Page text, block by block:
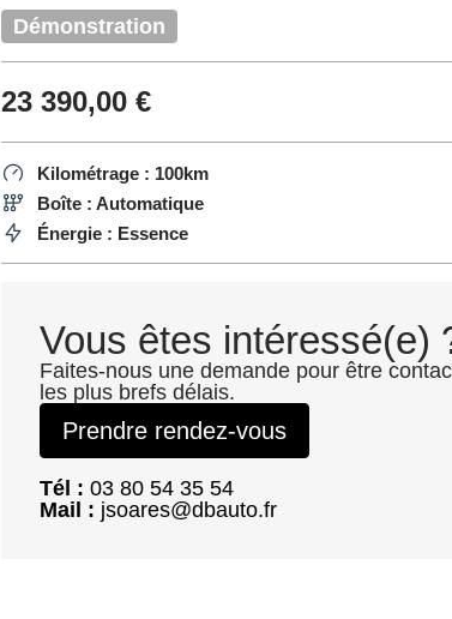
Démonstration
23 390,00€
Kilométrage : 100km
Boîte : Automatique
Énergie : Essence
Vous êtes intéressé(e)
Faites-nous une demande pour être
les plus brefs délais.
Prendre rendez-vous
Tél : 03 80 54 35 54
Mail : jsoares@dbauto.fr